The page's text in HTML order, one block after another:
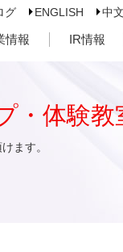
グ ENGLISH 中文
情報 IR情報
・体験教
ます。